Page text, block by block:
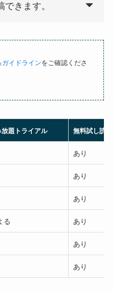
きます。
イドラインをご確認くださ
題トライアル 無料試し読み
あり
あり
あり
る あり
あり
あり